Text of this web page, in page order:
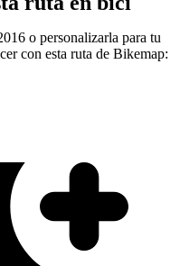
o personalizarla para tu
con esta ruta de Bikemap: